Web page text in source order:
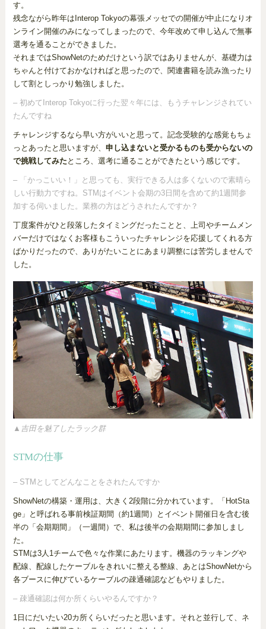
す。
残念ながら昨年はInterop Tokyoの幕張メッセでの開催が中止になりオ
ンライン開催のみになってしまったので、今年改めて申し込んで無事
選考を通ることができました。
それまではShowNetのためだけという訳ではありませんが、基礎力は
ちゃんと付けておかなければと思ったので、関連書籍を読み漁ったり
して割としっかり勉強しました。
– 初めてInterop Tokyoに行った翌々年には、もうチャレンジされてい
たんですね
チャレンジするなら早い方がいいと思って。記念受験的な感覚もちょ
っとあったと思いますが、 申し込まないと受かるものも受からないの
で挑戦してみた ところ、選考に通ることができたという感じです。
– 「かっこいい！」と思っても、実行できる人は多くないので素晴ら
しい行動力ですね。STMはイベント会期の3日間を含めて約1週間参
加する伺いました。業務の方はどうされたんですか？
丁度案件がひと段落したタイミングだったことと、上司やチームメン
バーだけではなくお客様もこういったチャレンジを応援してくれる方
ばかりだったので、ありがたいことにあまり調整には苦労しませんで
した。
▲吉田を魅了したラック群
STMの仕事
– STMとしてどんなことをされたんですか
ShowNetの構築・運用は、大きく2段階に分かれています。「HotSta
ge」と呼ばれる事前検証期間（約1週間）とイベント開催日を含む後
半の「会期期間」（一週間）で、私は後半の会期期間に参加しまし
た。
STMは3人1チームで色々な作業にあたります。機器のラッキングや
配線、配線したケーブルをきれいに整える整線、あとはShowNetから
各ブースに伸びているケーブルの疎通確認などもやりました。
– 疎通確認は何か所くらいやるんですか？
1日にだいたい20カ所くらいだったと思います。それと並行して、ネ